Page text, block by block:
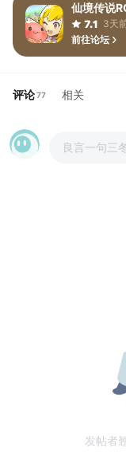
仙境传说
7.1 3天
前往论坛
评论77 相关
良言一句三
发帖者